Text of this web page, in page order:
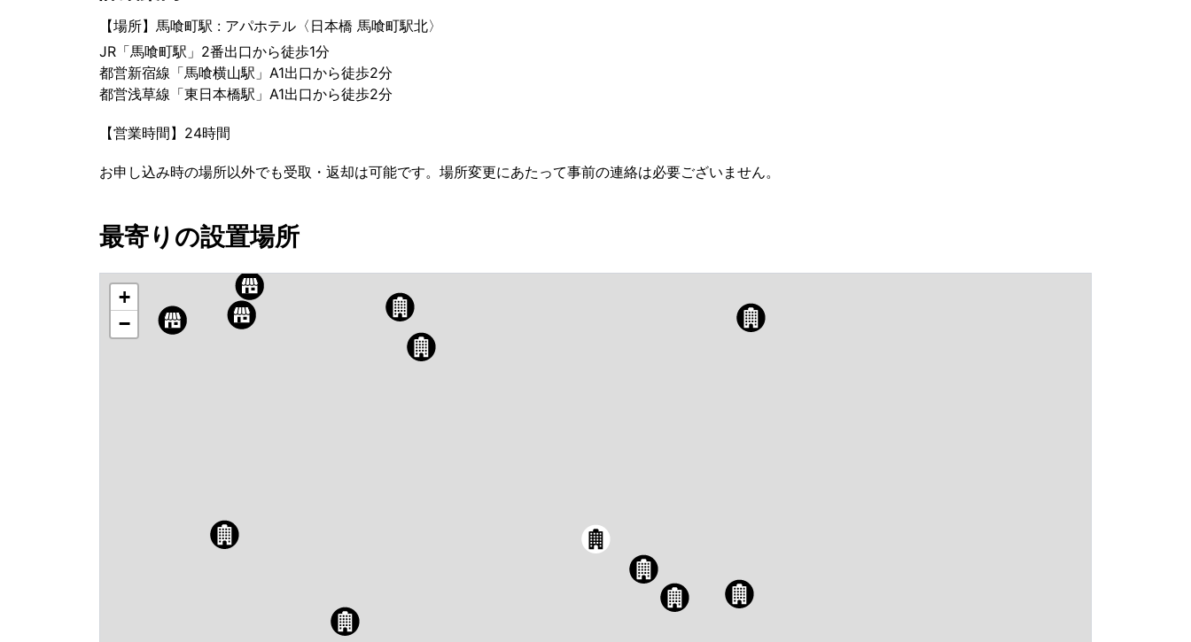
【場所】馬喰町駅 : アパホテル〈日本橋 馬喰町駅北〉
JR「馬喰町駅」2番出口から徒歩1分
都営新宿線「馬喰横山駅」A1出口から徒歩2分
都営浅草線「東日本橋駅」A1出口から徒歩2分
【営業時間】24時間
お申し込み時の場所以外でも受取・返却は可能です。場所変更にあたって事前の連絡は必要ございません。
最寄りの設置場所
+
−